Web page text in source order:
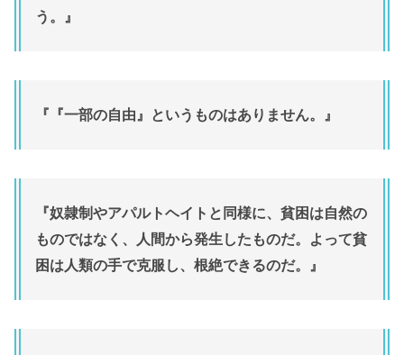
う。』
『『一部の自由』というものはありません。』
『奴隷制やアパルトヘイトと同様に、貧困は自然の
ものではなく、人間から発生したものだ。よって貧
困は人類の手で克服し、根絶できるのだ。』